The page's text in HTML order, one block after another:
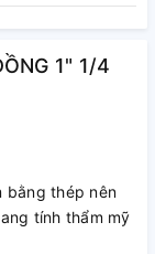
1" 1/4
bằng thép nên
tính thẩm mỹ